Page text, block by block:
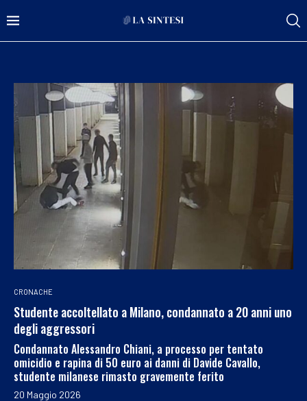
CRONACHE
Studente accoltellato a Milano, condannato a 20 anni uno
degli aggressori
Condannato Alessandro Chiani, a processo per tentato
omicidio e rapina di 50 euro ai danni di Davide Cavallo,
studente milanese rimasto gravemente ferito
20 Maggio 2026